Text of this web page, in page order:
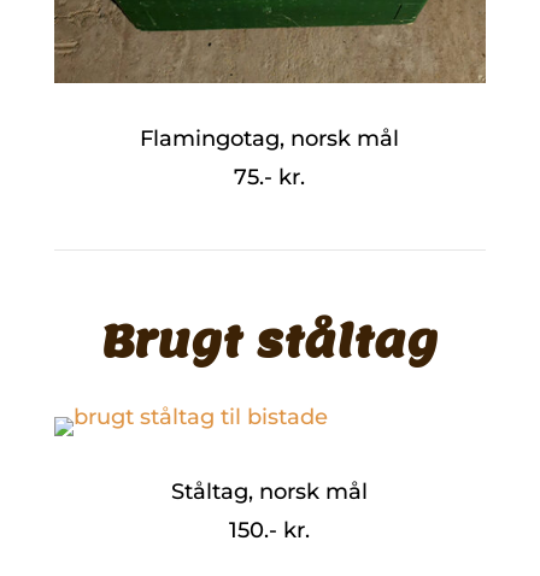
Flamingotag, norsk mål
75.- kr.
Brugt ståltag
Ståltag, norsk mål
150.- kr.